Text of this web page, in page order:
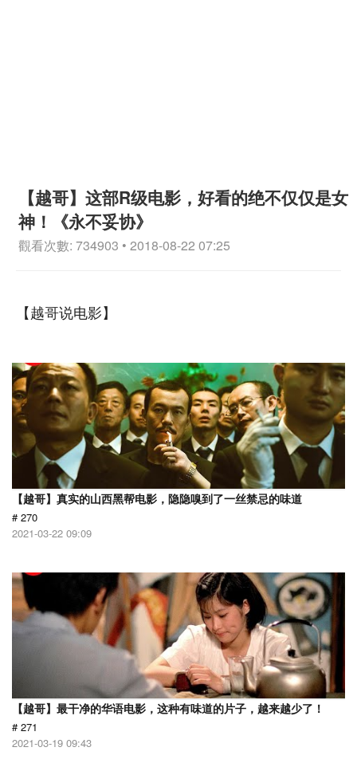
【越哥】这部R级电影，好看的绝不仅仅是女
神！《永不妥协》
觀看次數: 734903 • 2018-08-22 07:25
【越哥说电影】
【越哥】真实的山西黑帮电影，隐隐嗅到了一丝禁忌的味道
# 270
2021-03-22 09:09
【越哥】最干净的华语电影，这种有味道的片子，越来越少了！
# 271
2021-03-19 09:43